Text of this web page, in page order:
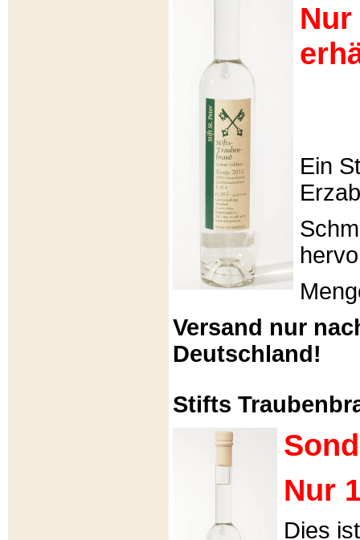
Ein
Versand nur
Deutschland!
Stifts
Nur
Dies